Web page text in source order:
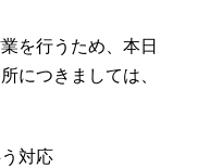
を行うため、本日
につきましては、
対応